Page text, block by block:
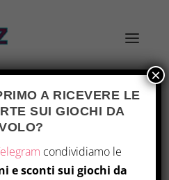
A RICEVERE LE
SUI GIOCHI DA
condividiamo le
e sconti sui giochi da
×